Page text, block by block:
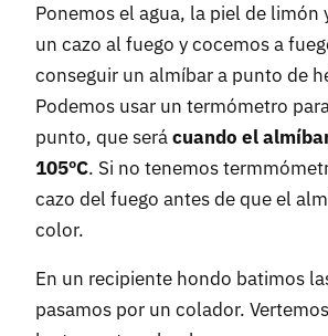
Ponemos el agua, la piel de limón
un cazo al fuego y cocemos a
conseguir un almíbar a punto de
Podemos usar un termómetro
punto, que serácuando el
105ºC. Si no tenemos
cazo del fuego antes de que el
color.
En un recipiente hondo batimos
pasamos por un colador.